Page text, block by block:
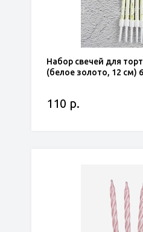
Набор свечей для
(белое золото, 12 см)
110 р.